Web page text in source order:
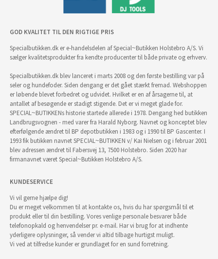
GOD KVALITET TIL DEN RIGTIGE PRIS
Specialbutikken.dk er e-handelsdelen af Special~Butikken Holstebro A/S. Vi
sælger kvalitetsprodukter fra kendte producenter til både private og erhverv.
Specialbutikken.dk blev lanceret i marts 2008 og den første bestilling var på
seler og hundefoder. Siden dengang er det gået stærkt fremad. Webshoppen
er løbende blevet forbedret og udvidet. Hvilket er en af årsagerne til, at
antallet af besøgende er stadigt stigende. Det er vi meget glade for.
SPECIAL~BUTIKKENs historie startede allerede i 1978. Dengang hed butikken
Landbrugsvognen - med varer fra Harald Nyborg. Navnet og konceptet blev
efterfølgende ændret til BP depotbutikken i 1983 og i 1990 til BP Gascenter. I
1993 fik butikken navnet SPECIAL~BUTIKKEN v/ Kai Nielsen og i februar 2001
blev adressen ændret til Fabersvej 13, 7500 Holstebro. Siden 2020 har
firmanavnet været Special~Butikken Holstebro A/S.
KUNDESERVICE
Vi vil gerne hjælpe dig!
Du er meget velkommen til at kontakte os, hvis du har spørgsmål til et
produkt eller til din bestilling. Vores venlige personale besvarer både
telefonopkald og henvendelser pr. e-mail. Har vi brug for at indhente
yderligere oplysninger, så vender vi altid tilbage hurtigst muligt.
Vi ved at tilfredse kunder er grundlaget for en sund forretning.